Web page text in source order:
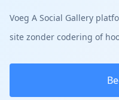
Voeg A Social Gallery
site zonder codering of